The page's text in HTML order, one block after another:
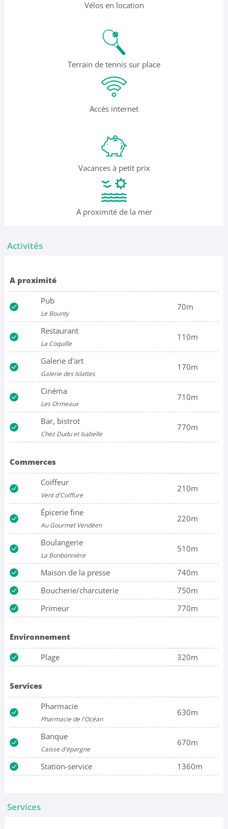
Vélos en location
Terrain de tennis sur place
Accès internet
Vacances à petit prix
A proximité de la mer
Activités
A proximité
Pub
Le Bounty
70m
Restaurant
La Coquille
110m
Galerie d'art
Galerie des Islattes
170m
Cinéma
Les Ormeaux
710m
Bar, bistrot
Chez Dudu et Isabelle
770m
Commerces
Coiffeur
Vent d'Coiffure
210m
Épicerie fine
Au Gourmet Vendéen
220m
Boulangerie
La Bonbonnière
510m
Maison de la presse
740m
Boucherie/charcuterie
750m
Primeur
770m
Environnement
Plage
320m
Services
Pharmacie
Pharmacie de l'Océan
630m
Banque
Caisse d'épargne
670m
Station-service 1360m
Services